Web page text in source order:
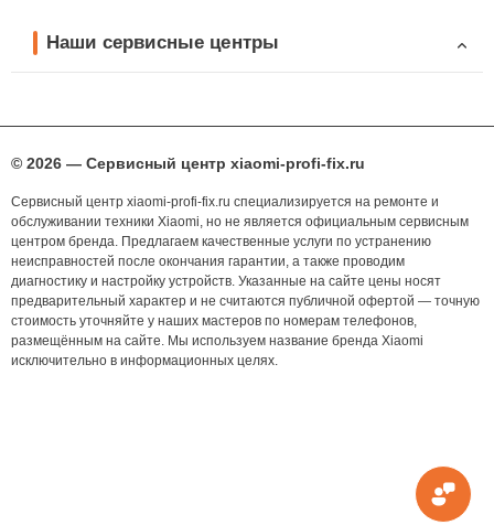
Наши сервисные центры
© 2026 — Сервисный центр xiaomi-profi-fix.ru
Сервисный центр xiaomi-profi-fix.ru специализируется на ремонте и
обслуживании техники Xiaomi, но не является официальным сервисным
центром бренда. Предлагаем качественные услуги по устранению
неисправностей после окончания гарантии, а также проводим
диагностику и настройку устройств. Указанные на сайте цены носят
предварительный характер и не считаются публичной офертой — точную
стоимость уточняйте у наших мастеров по номерам телефонов,
размещённым на сайте. Мы используем название бренда Xiaomi
исключительно в информационных целях.